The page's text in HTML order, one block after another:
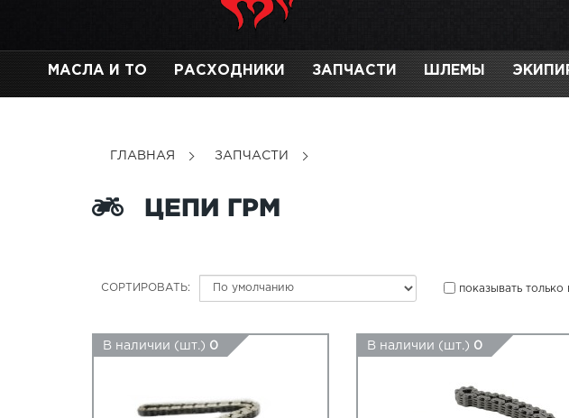
МАСЛА И ТО РАСХОДНИКИ ЗАПЧАСТИ ШЛЕМЫ
ГЛАВНАЯ ЗАПЧАСТИ
ЦЕПИ ГРМ
СОРТИРОВАТЬ: показывать только
В наличии (шт.) 0 В наличии (шт.) 0